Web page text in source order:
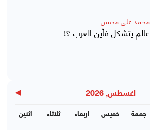
محمد علي محسن
عالم يتشكل فأين العرب ؟!
اغسطس, 2026 ▶
اثنين ثلاثاء اربعاء خميس جمعة